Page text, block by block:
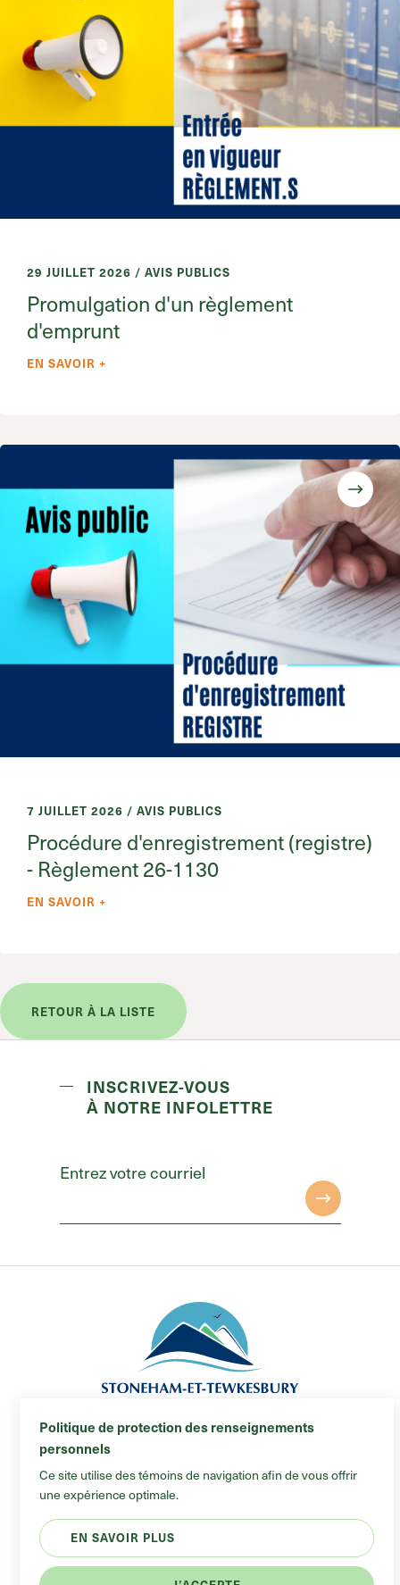
Politique de protection des renseignements
personnels
Ce site utilise des témoins de navigation afin de vous offrir
une expérience optimale.
EN SAVOIR PLUS
29 JUILLET 2026 / AVIS PUBLICS
Promulgation d'un règlement
d'emprunt
EN SAVOIR +
7 JUILLET 2026 / AVIS PUBLICS
Procédure d'enregistrement (registre)
- Règlement 26-1130
EN SAVOIR +
RETOUR À LA LISTE
Municipalité de Stoneham-et-Tewkesbury
Plan du site
INSCRIVEZ-VOUS
À NOTRE INFOLETTRE
Entrez votre courriel